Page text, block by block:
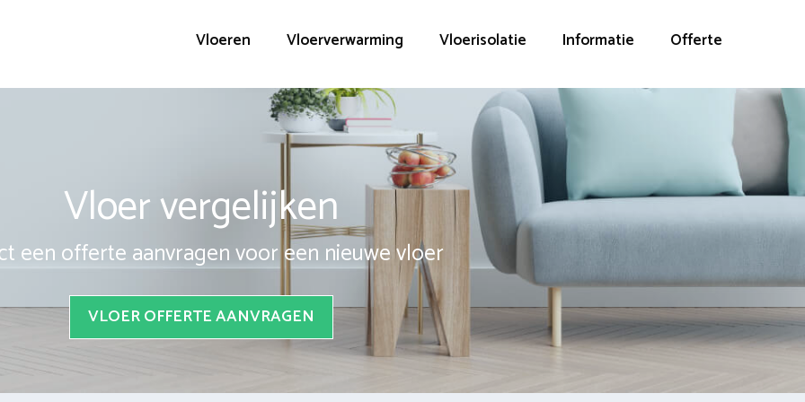
Vloeren Vloerverwarming Vloerisolatie Informatie Offerte
Vloer vergelijken
een offerte aanvragen voor een nieuwe vloer
VLOER OFFERTE AANVRAGEN